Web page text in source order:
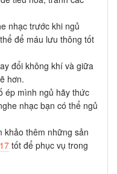
nhạc trước khi ngủ
để máu lưu thông tốt
đổi không khí và giữa
hơn.
ép mình ngủ hãy thức
nhạc bạn có thể ngủ
khảo thêm những sản
tốt để phục vụ trong